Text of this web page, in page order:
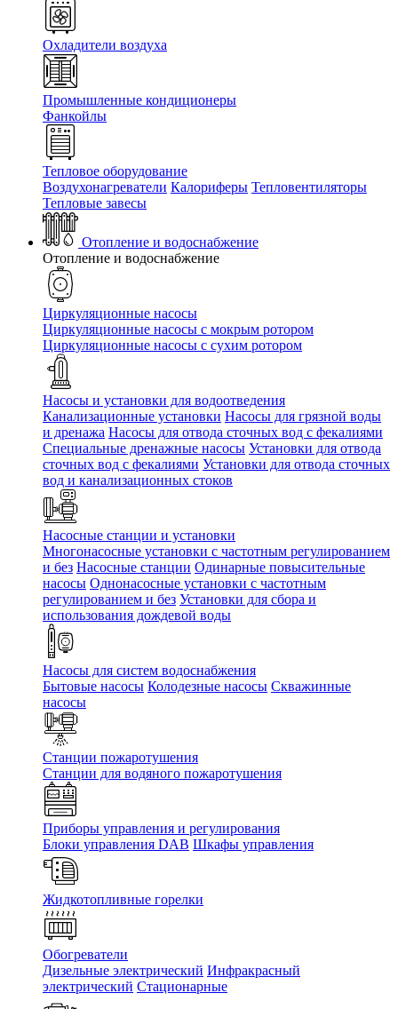
Охладители воздуха
Промышленные кондиционеры
Фанкойлы
Тепловое оборудование
Воздухонагреватели Калориферы Тепловентиляторы
Тепловые завесы
Отопление и водоснабжение
Отопление и водоснабжение
Циркуляционные насосы
Циркуляционные насосы с мокрым ротором
Циркуляционные насосы с сухим ротором
Насосы и установки для водоотведения
Канализационные установки Насосы для грязной воды
и дренажа Насосы для отвода сточных вод c фекалиями
Специальные дренажные насосы Установки для отвода
сточных вод c фекалиями Установки для отвода сточных
вод и канализационных стоков
Насосные станции и установки
Многонасосные установки с частотным регулированием
и без Насосные станции Одинарные повысительные
насосы Однонасосные установки с частотным
регулированием и без Установки для сбора и
использования дождевой воды
Насосы для систем водоснабжения
Бытовые насосы Колодезные насосы Скважинные
насосы
Станции пожаротушения
Станции для водяного пожаротушения
Приборы управления и регулирования
Блоки управления DAB Шкафы управления
Жидкотопливные горелки
Обогреватели
Дизельные электрический Инфракрасный
электрический Стационарные